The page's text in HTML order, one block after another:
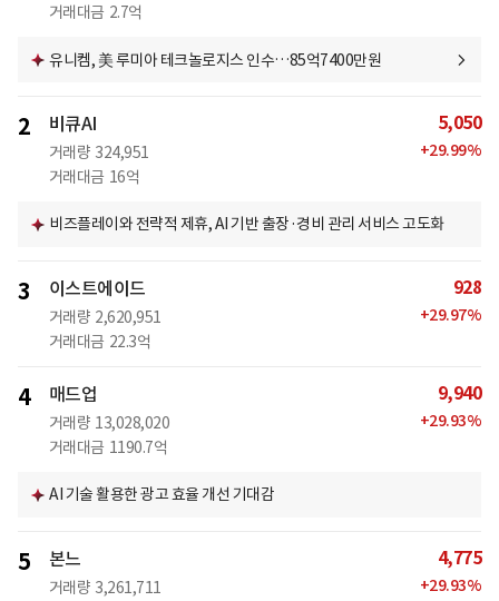
거래대금 2.7억
유니켐, 美 루미아 테크놀로지스 인수…85억7400만원
2 비큐AI
거래량 324,951
거래대금 16억
5,050
+29.99%
비즈플레이와 전략적 제휴, AI 기반 출장·경비 관리 서비스 고도화
3 이스트에이드
거래량 2,620,951
거래대금 22.3억
928
+29.97%
4 매드업
거래량 13,028,020
거래대금 1190.7억
9,940
+29.93%
AI 기술 활용한 광고 효율 개선 기대감
5 본느
거래량 3,261,711
4,775
+29.93%